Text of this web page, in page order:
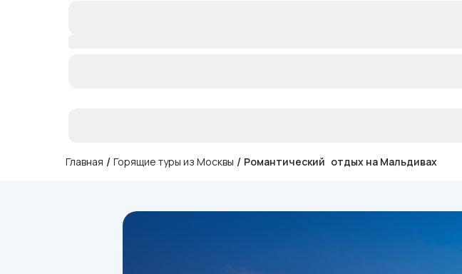
Главная / Горящие туры из Москвы / Романтический отдых на Мальдивах